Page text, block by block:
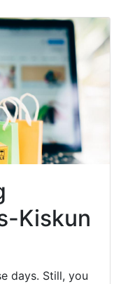
Kiskun
days. Still, you